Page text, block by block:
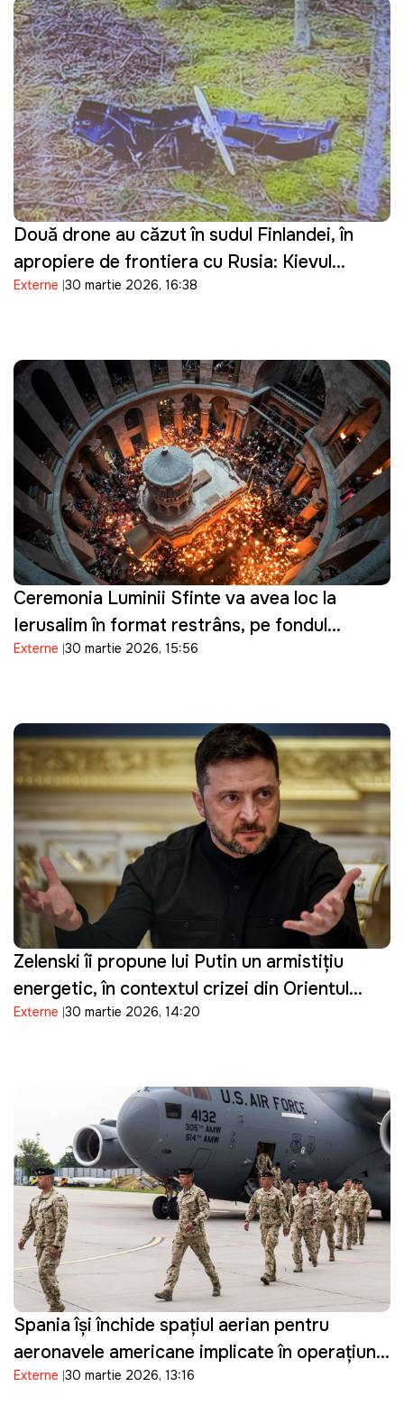
Două drone au căzut în sudul Finlandei, în
apropiere de frontiera cu Rusia: Kievul
prezintă scuze
Externe 30 martie 2026, 16:38
Ceremonia Luminii Sfinte va avea loc la
Ierusalim în format restrâns, pe fondul
tensiunilor de securitate
Externe 30 martie 2026, 15:56
Zelenski îi propune lui Putin un armistițiu
energetic, în contextul crizei din Orientul
Mijlociu: "Suntem pregătiți"
Externe 30 martie 2026, 14:20
Spania își închide spațiul aerian pentru
aeronavele americane implicate în operațiuni
militare împotriva Iranului și restricționează
Externe 30 martie 2026, 13:16